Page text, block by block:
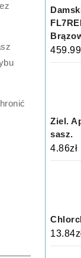
459.99
Ziel.
sasz.
4.86zł
13.84